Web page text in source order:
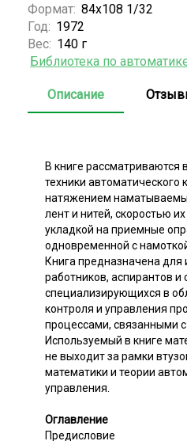
Формат: 84x108 1/32
Год: 1972
Вес: 140 г
Библиотека по
Описание
В книге рассматриваются
техники автоматического
натяжением
лент и нитей, скоростью
укладкой на приемные
одновременной с
Книга предназначена
работников, аспирантов и
специализирующихся в
контроля и управления
процессами, связанными с
Используемый в книге
не выходит за рамки
математики и теории
управления.
Оглавление
Предисловие